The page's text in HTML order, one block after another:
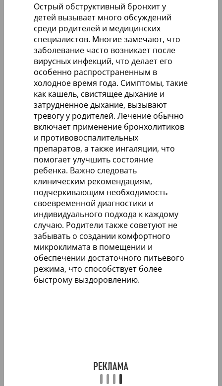
Острый обструктивный бронхит у
детей вызывает много обсуждений
среди родителей и медицинских
специалистов. Многие замечают, что
заболевание часто возникает после
вирусных инфекций, что делает его
особенно распространенным в
холодное время года. Симптомы, такие
как кашель, свистящее дыхание и
затрудненное дыхание, вызывают
тревогу у родителей. Лечение обычно
включает применение бронхолитиков
и противовоспалительных
препаратов, а также ингаляции, что
помогает улучшить состояние
ребенка. Важно следовать
клиническим рекомендациям,
подчеркивающим необходимость
своевременной диагностики и
индивидуального подхода к каждому
случаю. Родители также советуют не
забывать о создании комфортного
микроклимата в помещении и
обеспечении достаточного питьевого
режима, что способствует более
быстрому выздоровлению.